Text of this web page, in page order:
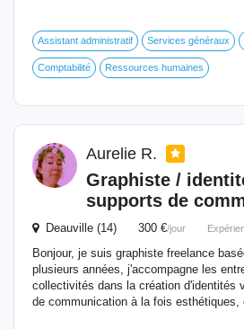
Assistant administratif Services généraux
Comptabilité Ressources humaines
Aurelie R.
Graphiste /
supports de
Deauville (14) 300 €/jour
Bonjour, je suis graphiste freelance
plusieurs années, j'accompagne les
collectivités dans la création d'identités
de communication à la fois esthétiques,